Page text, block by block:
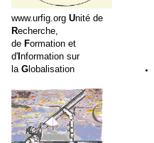
www.urfig.org Unité de
Recherche,
de Formation et
d'Information sur
la Globalisation